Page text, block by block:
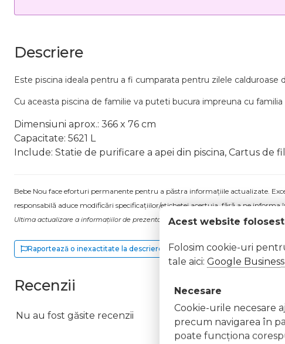
Descriere
Este piscina ideala pentru a fi cumparata pentru zilele calduroase
Cu aceasta piscina de familie va puteti bucura impreuna cu
Dimensiuni aprox.: 366 x 76 cm
Capacitate: 5621 L
Include: Statie de purificare a apei din piscina, Cartus de
Bebe Nou face eforturi permanente pentru a păstra informațiile actualizate.
responsabilă aduce modificări specificațiilor/etichetei acestuia, fără a ne
Ultima actualizare a informațiilor de prezentare pentru Piscina gonflabila pentru
Raportează o inexactitate la descriere
Recenzii
Nu au fost găsite recenzii
Acest website
Folosim cookie-uri
tale aici: Google
Necesare
Cookie-urile necesare
precum navigarea în
poate funcţiona